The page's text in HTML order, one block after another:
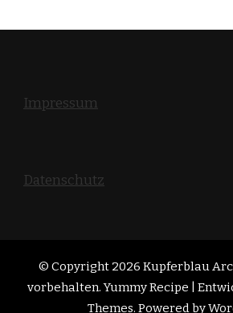
Impressum
Datenschutz
© Copyright 2026 Kupferblau
vorbehalten. Yummy Recipe |
Themes. Powered by